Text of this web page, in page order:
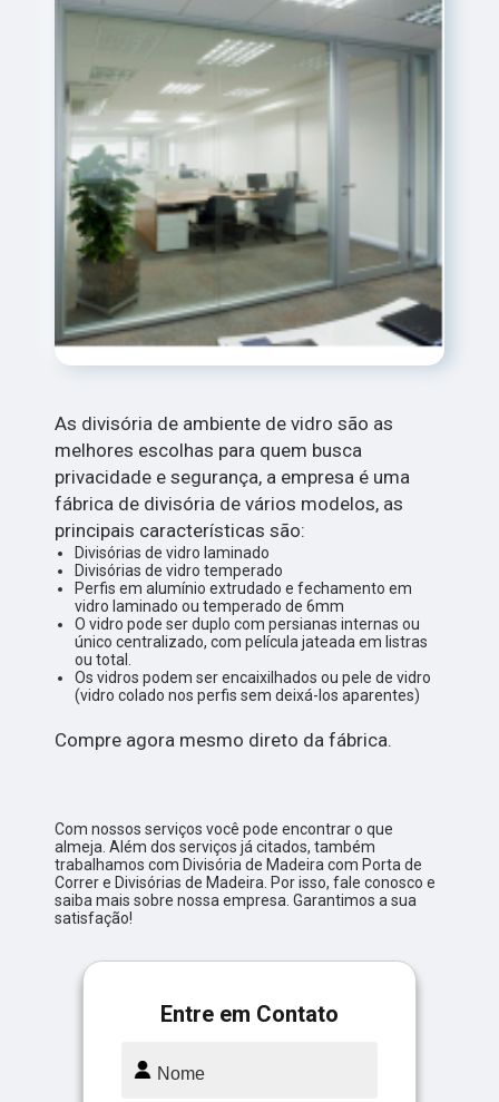
As divisória de ambiente de vidro são as
melhores escolhas para quem busca
privacidade e segurança, a empresa é uma
fábrica de divisória de vários modelos, as
principais características são:
Divisórias de vidro laminado
Divisórias de vidro temperado
Perfis em alumínio extrudado e fechamento em
vidro laminado ou temperado de 6mm
O vidro pode ser duplo com persianas internas ou
único centralizado, com película jateada em listras
ou total.
Os vidros podem ser encaixilhados ou pele de vidro
(vidro colado nos perfis sem deixá-los aparentes)
Compre agora mesmo direto da fábrica.
Com nossos serviços você pode encontrar o que
almeja. Além dos serviços já citados, também
trabalhamos com Divisória de Madeira com Porta de
Correr e Divisórias de Madeira. Por isso, fale conosco e
saiba mais sobre nossa empresa. Garantimos a sua
satisfação!
Entre em Contato